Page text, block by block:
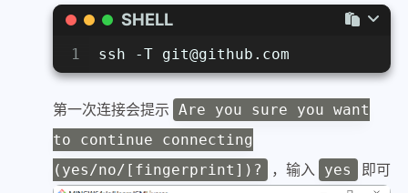
SHELL
1 ssh -T git@github.com
第一次连接会提示 Are you sure you want
to continue connecting
(yes/no/[fingerprint])?
，输入 yes 即可